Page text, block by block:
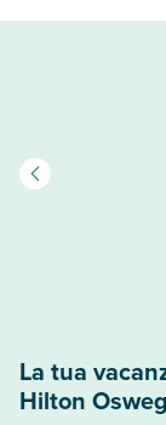
La tua
Hilton